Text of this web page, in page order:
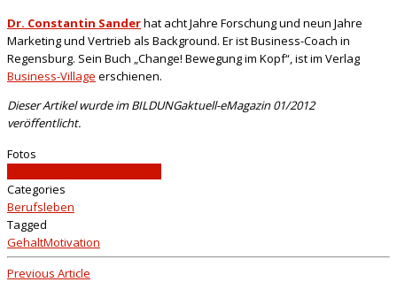
Dr. Constantin Sanderhat acht Jahre Forschung und neun Jahre
Marketing und Vertrieb als Background. Er ist Business-Coach in
Regensburg. Sein Buch „Change! Bewegung im Kopf“, ist im Verlag
Business-Village erschienen.
Dieser Artikel wurde im BILDUNGaktuell-eMagazin 01/2012
veröffentlicht.
Fotos
Categories
Berufsleben
Tagged
GehaltMotivation
Previous Article